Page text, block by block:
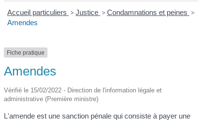
Accueil particuliers > Justice > Condamnations et peines >
Amendes
Fiche pratique
Amendes
Vérifié le 15/02/2022 - Direction de l'information légale et
administrative (Première ministre)
L'amende est une sanction pénale qui consiste à payer une